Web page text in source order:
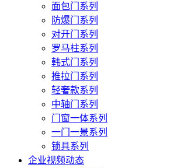
面包门系列
防爆门系列
对开门系列
罗马柱系列
韩式门系列
推拉门系列
轻奢款系列
中轴门系列
门窗一体系列
一门一景系列
锁具系列
企业视频动态